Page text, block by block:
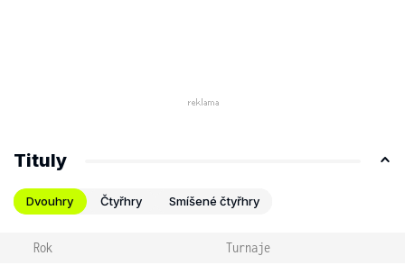
Tituly
Dvouhry Čtyřhry Smíšené čtyřhry
Rok Turnaje